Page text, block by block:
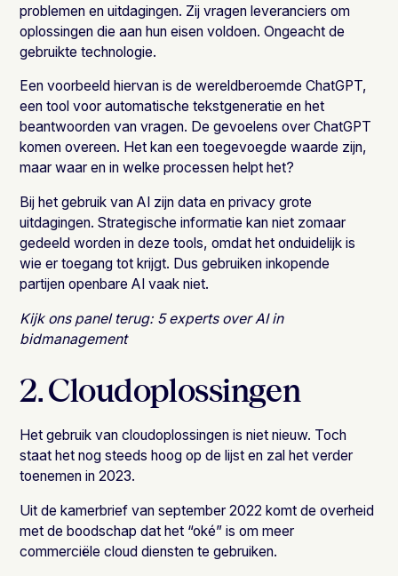
problemen en uitdagingen. Zij vragen leveranciers om
oplossingen die aan hun eisen voldoen. Ongeacht de
gebruikte technologie.
Een voorbeeld hiervan is de wereldberoemde ChatGPT,
een tool voor automatische tekstgeneratie en het
beantwoorden van vragen. De gevoelens over ChatGPT
komen overeen. Het kan een toegevoegde waarde zijn,
maar waar en in welke processen helpt het?
Bij het gebruik van AI zijn data en privacy grote
uitdagingen. Strategische informatie kan niet zomaar
gedeeld worden in deze tools, omdat het onduidelijk is
wie er toegang tot krijgt. Dus gebruiken inkopende
partijen openbare AI vaak niet.
Kijk ons panel terug: 5 experts over AI in
bidmanagement
2. Cloudoplossingen
Het gebruik van cloudoplossingen is niet nieuw. Toch
staat het nog steeds hoog op de lijst en zal het verder
toenemen in 2023.
Uit de kamerbrief van september 2022 komt de overheid
met de boodschapdat het “oké” is om meer
commerciële cloud diensten te gebruiken.